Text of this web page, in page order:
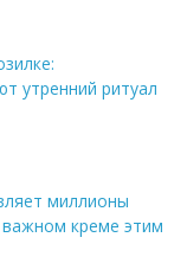
утренний ритуал
миллионы
креме этим